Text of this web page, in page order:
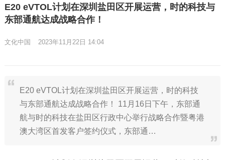
E20 eVTOL计划在深圳盐田区开展运营，时的科技与
东部通航达成战略合作！
文化中国 2023年11月22日 14:04
E20 eVTOL计划在深圳盐田区开展运营，时的科技
与东部通航达成战略合作！ 11月16日下午，东部通
航与时的科技在盐田区行政中心举行战略合作暨粤港
澳大湾区首发客户签约仪式，东部通…